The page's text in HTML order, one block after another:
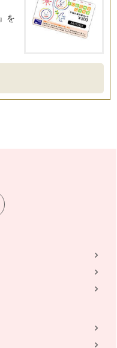
験しよう！！
本をはじめ海外で室内楽
るうえで大切なこととは
って一番難しいと感じる
…
んなで楽しもう
組み方を見直そう
て弾けるように、スコア
を